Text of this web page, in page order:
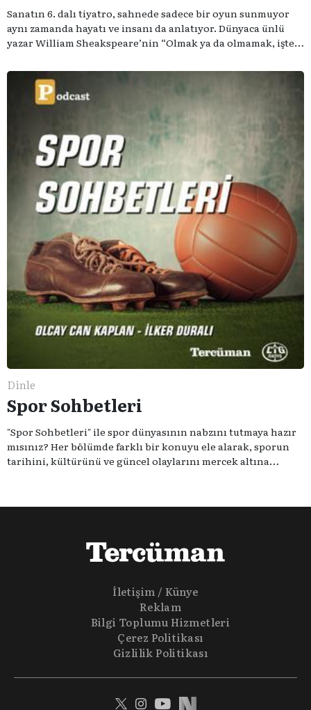
Sanatın 6. dalı tiyatro, sahnede sadece bir oyun sunmuyor
aynı zamanda hayatı ve insanı da anlatıyor. Dünyaca ünlü
yazar William Sheakspeare’nin “Olmak ya da olmamak, işte
serimizde; tiyatroyu, alanının uzman isimleriyle
konuşuyoruz..
Dinle
Spor Sohbetleri
"Spor Sohbetleri" ile spor dünyasının nabzını tutmaya hazır
mısınız? Her bölümde farklı bir konuyu ele alarak, sporun
tarihini, kültürünü ve güncel olaylarını mercek altına
olmadığına inananlardansanız "Spor Sohbetleri" tam size
İletişim / Künye
Reklam
Bilgi Toplumu Hizmetleri
Çerez Politikası
Gizlilik Politikası